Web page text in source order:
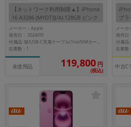
【ネットワーク利用制限▲】iPhone
16 A3286 (MYDT3J/A) 128GB ピンク
【au版SIMフリー】
メーカー：Apple
発売日： 2024/09
付属品: 箱/USB-C充電ケーブル(1m)/SIMカードツール
在庫数：1
未使用品 119,800 円
(税込)
ブラ
メー
発売日
付属品:
在庫数
中古C
人気の検索ワード：Let's note EliteBookMacBook
カテゴリー
商品ジャンルの絞り込み
「スマートフォン」「タブレット」など
シリーズ
商品シリーズ名・ブランド名の絞り込み。
製造、販売メーカーの絞り込み
「Apple」「SONY」「SHARP」など